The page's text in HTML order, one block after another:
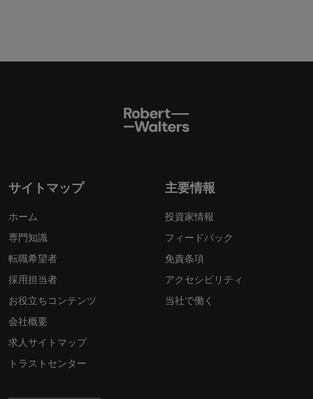
サイトマップ
ホーム
専門知識
転職希望者
採用担当者
お役立ちコンテンツ
会社概要
求人サイトマップ
トラストセンター
主要情報
投資家情報
フィードバック
免責条項
アクセシビリティ
当社で働く